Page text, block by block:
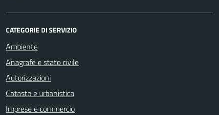
CATEGORIE DI SERVIZIO
Ambiente
Anagrafe e stato civile
Autorizzazioni
Catasto e urbanistica
Imprese e commercio